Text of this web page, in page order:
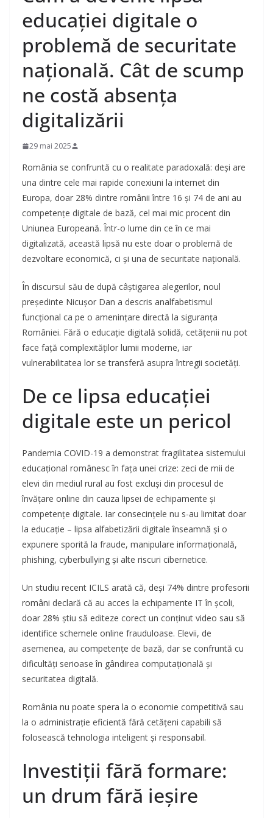
educației digitale o
problemă de securitate
națională. Cât de scump
ne costă absența
digitalizării
29 mai 2025
România se confruntă cu o realitate paradoxală: deși are
una dintre cele mai rapide conexiuni la internet din
Europa, doar 28% dintre românii între 16 și 74 de ani au
competențe digitale de bază, cel mai mic procent din
Uniunea Europeană. Într-o lume din ce în ce mai
digitalizată, această lipsă nu este doar o problemă de
dezvoltare economică, ci și una de securitate națională.
În discursul său de după câștigarea alegerilor, noul
președinte Nicușor Dan a descris analfabetismul
funcțional ca pe o amenințare directă la siguranța
României. Fără o educație digitală solidă, cetățenii nu pot
face față complexităților lumii moderne, iar
vulnerabilitatea lor se transferă asupra întregii societăți.
De ce lipsa educației
digitale este un pericol
Pandemia COVID-19 a demonstrat fragilitatea sistemului
educațional românesc în fața unei crize: zeci de mii de
elevi din mediul rural au fost excluși din procesul de
învățare online din cauza lipsei de echipamente și
competențe digitale. Iar consecințele nu s-au limitat doar
la educație – lipsa alfabetizării digitale înseamnă și o
expunere sporită la fraude, manipulare informațională,
phishing, cyberbullying și alte riscuri cibernetice.
Un studiu recent ICILS arată că, deși 74% dintre profesorii
români declară că au acces la echipamente IT în școli,
doar 28% știu să editeze corect un conținut video sau să
identifice schemele online frauduloase. Elevii, de
asemenea, au competențe de bază, dar se confruntă cu
dificultăți serioase în gândirea computațională și
securitatea digitală.
România nu poate spera la o economie competitivă sau
la o administrație eficientă fără cetățeni capabili să
folosească tehnologia inteligent și responsabil.
Investiții fără formare:
un drum fără ieșire